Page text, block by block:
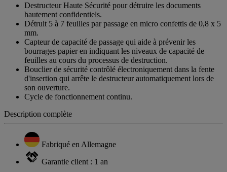
Destructeur Haute Sécurité pour détruire les documents
hautement confidentiels.
Détruit 5 à 7 feuilles par passage en micro confettis de 0,8 x 5
mm.
Capteur de capacité de passage qui aide à prévenir les
bourrages papier en indiquant les niveaux de capacité de
feuilles au cours du processus de destruction.
Bouclier de sécurité contrôlé électroniquement dans la fente
d'insertion qui arrête le destructeur automatiquement lors de
son ouverture.
Cycle de fonctionnement continu.
Description complète
Fabriqué en Allemagne
Garantie client : 1 an